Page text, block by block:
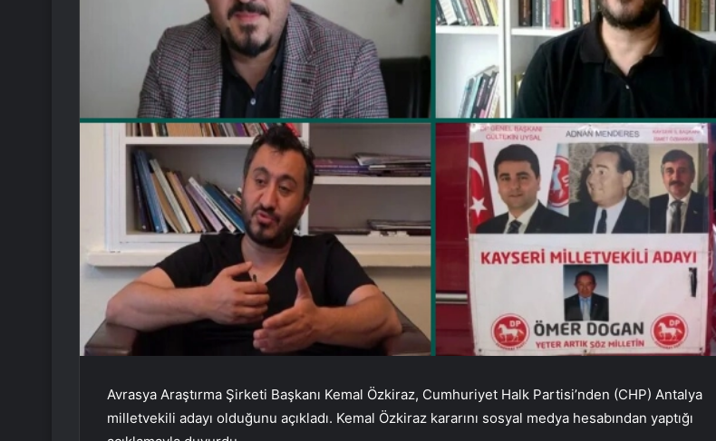
Avrasya Araştırma Şirketi Başkanı Kemal Özkiraz, Cumhuriyet Halk Partisi’nden (CHP) Antalya
milletvekili adayı olduğunu açıkladı. Kemal Özkiraz kararını sosyal medya hesabından yaptığı